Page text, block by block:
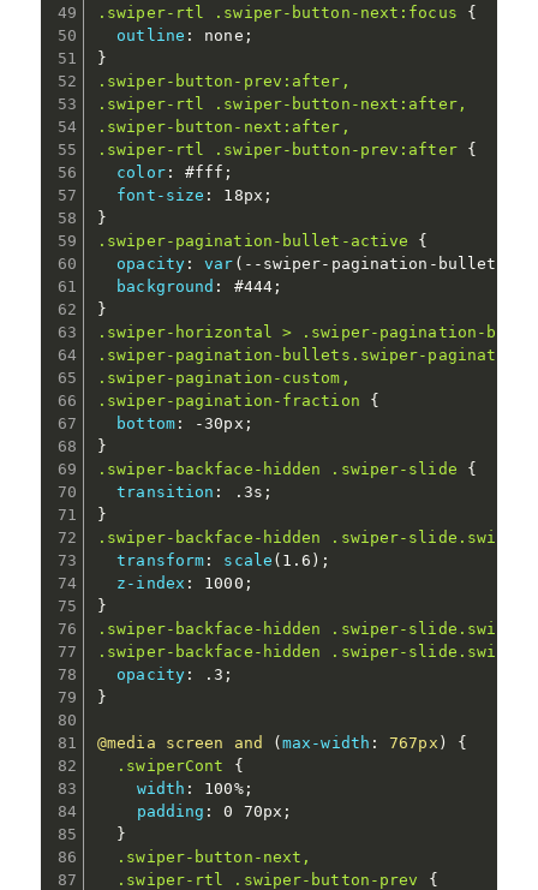
.swiper-rtl .swiper-button-next:focus
{
outline : none ;
}
.swiper-button-prev:after,
.swiper-rtl .swiper-button-next:after,
.swiper-button-next:after,
.swiper-rtl .swiper-button-prev:after
{
color: #fff ;
font-size : 18px ;
}
.swiper-pagination-bullet-active
{
opacity : var ( --swiper-pagination-bullet-
background : #444;
}
.swiper-horizontal > .swiper-pagination-
.swiper-pagination-bullets.swiper-
.swiper-pagination-custom,
.swiper-pagination-fraction
{
bottom: -30px ;
}
.swiper-backface-hidden .swiper-slide
{
transition : .3s ;
}
.swiper-backface-hidden .swiper-
transform : scale ( 1.6 ) ;
z-index : 1000 ;
}
.swiper-backface-hidden .swiper-
.swiper-backface-hidden .swiper-
opacity : .3 ;
}
@media screen and (max-width : 767px )
{
.swiperCont
{
width : 100%;
padding : 0 70px ;
}
.swiper-button-next,
  .swiper-rtl .swiper-button-prev
{